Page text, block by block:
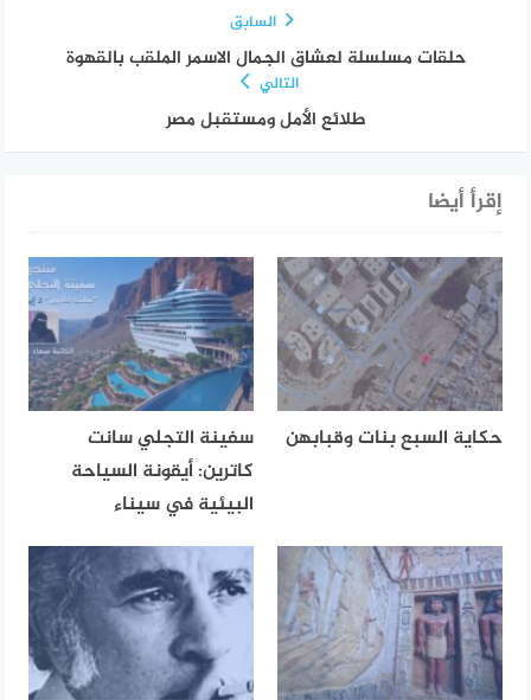
السابق
حلقات مسلسلة لعشاق الجمال الاسمر الملقب بالقهوة
التالي
طلائع الأمل ومستقبل مصر
إقرأ أيضا
حكاية السبع بنات وقبابهن
سفينة التجلي سانت
كاترين: أيقونة السياحة
البيئية في سيناء